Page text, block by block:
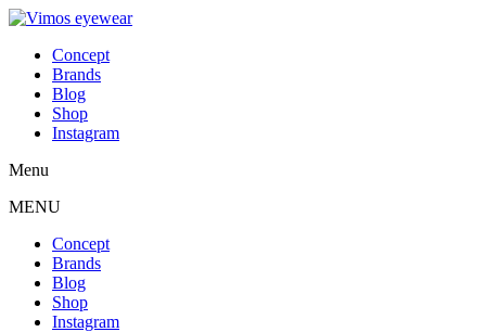
Concept
Brands
Blog
Shop
Instagram
Menu
MENU
Concept
Brands
Blog
Shop
Instagram